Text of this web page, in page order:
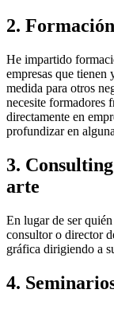
2.
He impartido
empresas que tienen
medida para otros
necesite formadores
directamente en
profundizar en
3.
arte
En lugar de ser
consultor o director
gráfica dirigiendo a
4.